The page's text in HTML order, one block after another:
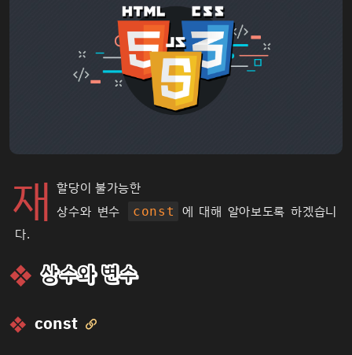
재 할당이 불가능한
상수와 변수
const
에 대해 알아보도록 하겠습니
다.
상수와 변수
const 